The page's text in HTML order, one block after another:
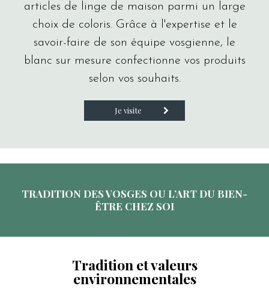
articles de linge de maison parmi un large
choix de coloris. Grâce à l'expertise et le
savoir-faire de son équipe vosgienne, le
blanc sur mesure confectionne vos produits
selon vos souhaits.
Je visite
TRADITION DES VOSGES OU L’ART DU BIEN-
ÊTRE CHEZ SOI
Tradition et valeurs
environnementales